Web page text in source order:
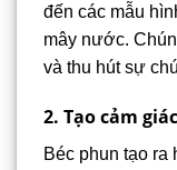
đến các mẫu
mây nước.
và thu hút sự
2. Tạo cảm
Béc phun tạo ra